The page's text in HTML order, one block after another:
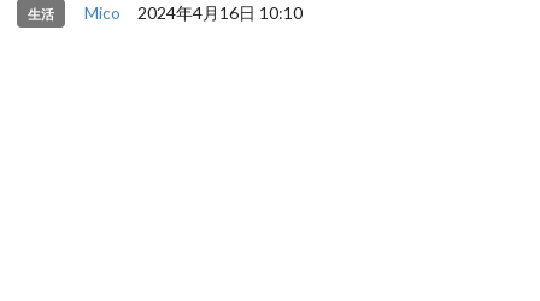
生活 Mico 2024年4月16日 10:10